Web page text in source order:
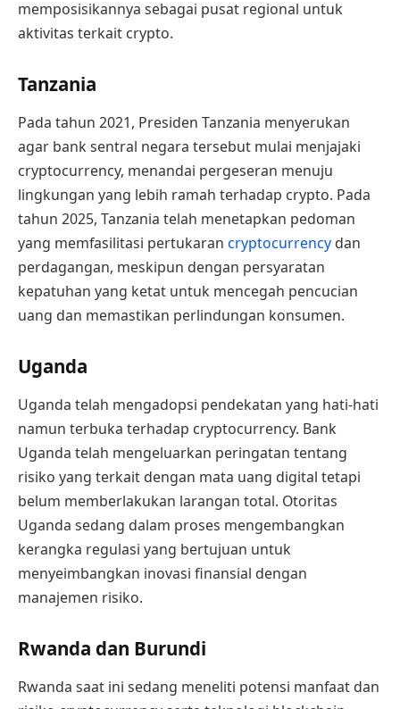
memposisikannya sebagai pusat regional untuk
aktivitas terkait crypto.
Tanzania
Pada tahun 2021, Presiden Tanzania menyerukan
agar bank sentral negara tersebut mulai menjajaki
cryptocurrency, menandai pergeseran menuju
lingkungan yang lebih ramah terhadap crypto. Pada
tahun 2025, Tanzania telah menetapkan pedoman
yang memfasilitasi pertukaran cryptocurrency dan
perdagangan, meskipun dengan persyaratan
kepatuhan yang ketat untuk mencegah pencucian
uang dan memastikan perlindungan konsumen.
Uganda
Uganda telah mengadopsi pendekatan yang hati-hati
namun terbuka terhadap cryptocurrency. Bank
Uganda telah mengeluarkan peringatan tentang
risiko yang terkait dengan mata uang digital tetapi
belum memberlakukan larangan total. Otoritas
Uganda sedang dalam proses mengembangkan
kerangka regulasi yang bertujuan untuk
menyeimbangkan inovasi finansial dengan
manajemen risiko.
Rwanda dan Burundi
Rwanda saat ini sedang meneliti potensi manfaat dan